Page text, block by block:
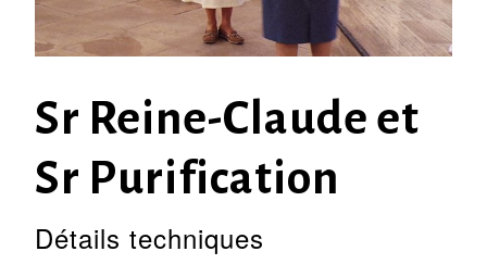
Sr Reine-Claude et
Sr Purification
Détails techniques